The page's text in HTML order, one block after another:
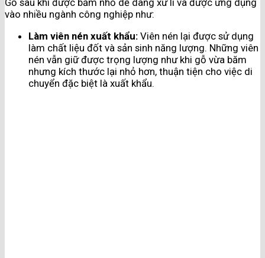
Gỗ sau khi được băm nhỏ dễ dàng xử lí và được ứng dụng
vào nhiều ngành công nghiệp như:
Làm viên nén xuất khẩu: Viên nén lại được sử dụng
làm chất liệu đốt và sản sinh năng lượng. Những viên
nén vẫn giữ được trọng lượng như khi gỗ vừa băm
nhưng kích thước lại nhỏ hơn, thuận tiện cho việc di
chuyển đặc biệt là xuất khẩu.